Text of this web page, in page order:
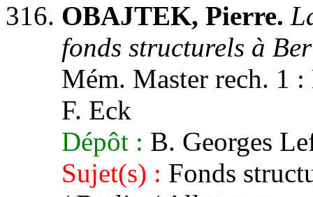
OBAJTEK, Pierre.
fonds structurels à
Mém. Master rech. 1
F. Eck
Dépôt : B. Georges
Sujet(s) : Fonds